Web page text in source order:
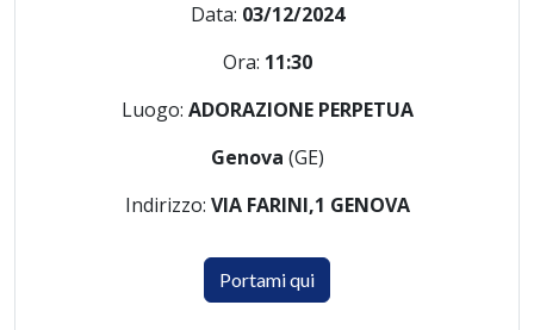
Data: 03/12/2024
Ora: 11:30
Luogo: ADORAZIONE PERPETUA
Genova (GE)
Indirizzo: VIA FARINI,1 GENOVA
Portami qui